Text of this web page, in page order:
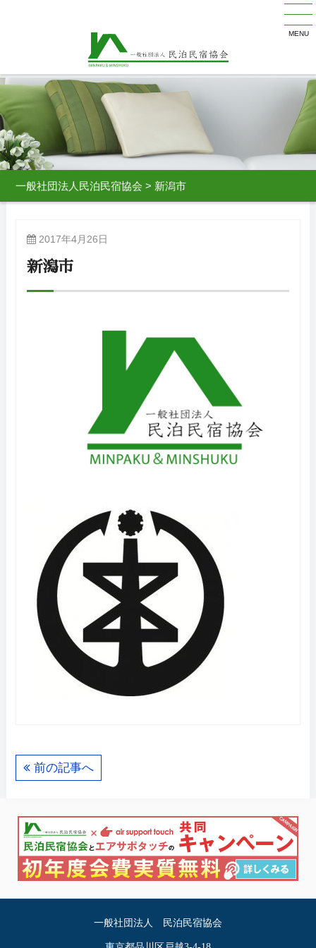
MENU
一般社団法人民泊民宿協会 > 新潟市
2017年4月26日
新潟市
前の記事へ
一般社団法人 民泊民宿協会